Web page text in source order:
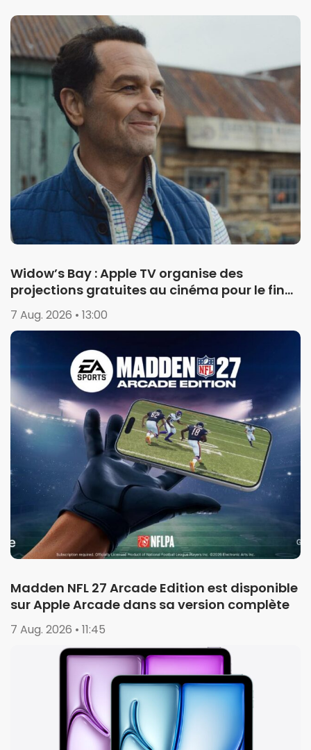
Widow’s Bay : Apple TV organise des
projections gratuites au cinéma pour le final
de la saison 1
7 Aug. 2026 • 13:00
Madden NFL 27 Arcade Edition est disponible
sur Apple Arcade dans sa version complète
7 Aug. 2026 • 11:45